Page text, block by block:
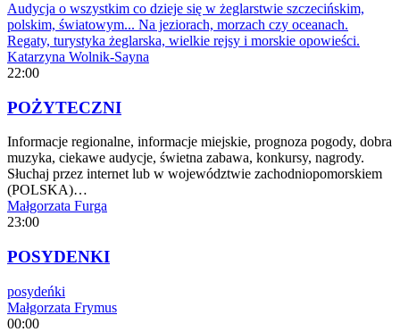
Audycja o wszystkim co dzieje się w żeglarstwie szczecińskim,
polskim, światowym... Na jeziorach, morzach czy oceanach.
Regaty, turystyka żeglarska, wielkie rejsy i morskie opowieści.
Katarzyna Wolnik-Sayna
22:00
POŻYTECZNI
Informacje regionalne, informacje miejskie, prognoza pogody, dobra
muzyka, ciekawe audycje, świetna zabawa, konkursy, nagrody.
Słuchaj przez internet lub w województwie zachodniopomorskiem
(POLSKA)…
Małgorzata Furga
23:00
POSYDENKI
posydeńki
Małgorzata Frymus
00:00